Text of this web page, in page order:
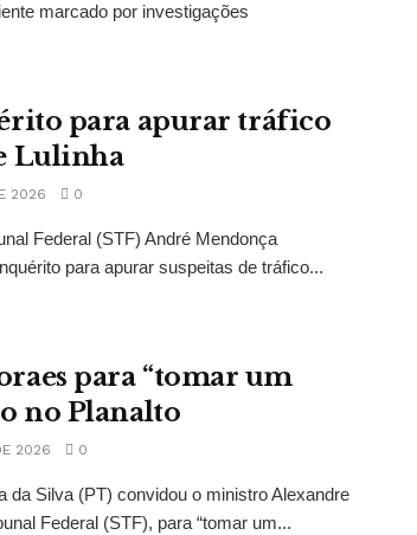
marcado por investigações
para apurar tráfico
Lulinha
2026 0
Federal (STF) André Mendonça
para apurar suspeitas de tráfico...
para “tomar um
no Planalto
2026 0
da Silva (PT) convidou o ministro Alexandre
Federal (STF), para “tomar um...